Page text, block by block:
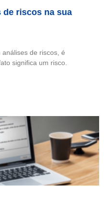
de riscos na sua
de riscos, é
significa um risco.